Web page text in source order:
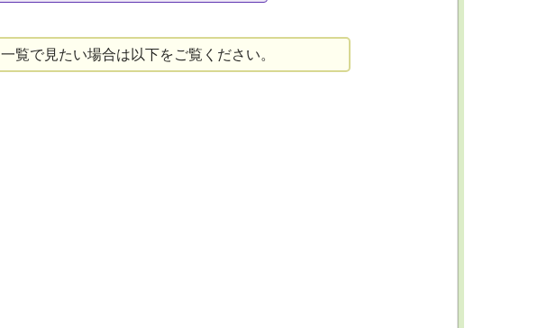
一覧で見たい場合は以下をご覧ください。